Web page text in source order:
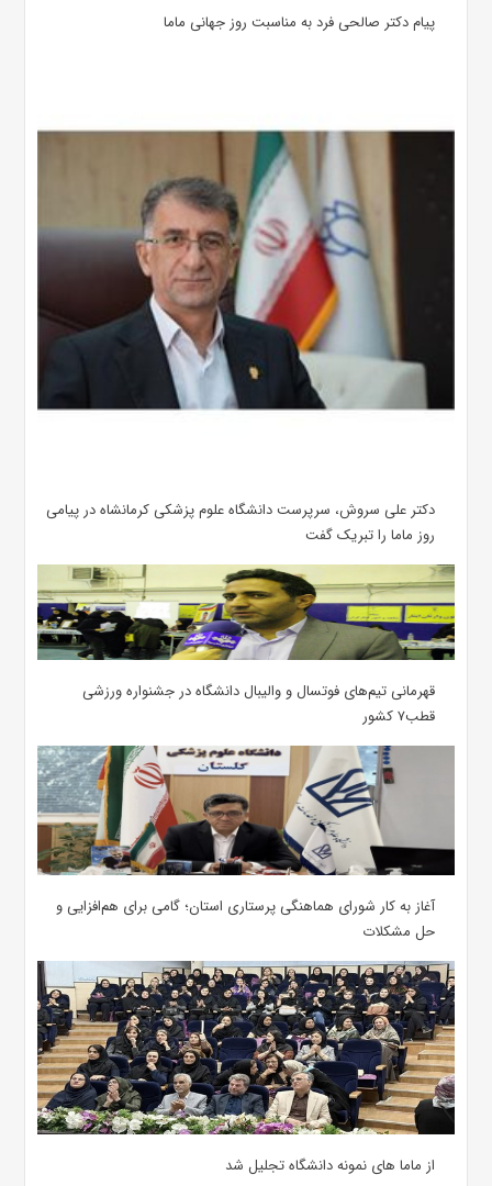
پیام دکتر صالحی فرد به مناسبت روز جهانی ماما
دکتر علی سروش، سرپرست دانشگاه علوم پزشکی کرمانشاه در پیامی
روز ماما را تبریک گفت
قهرمانی تیم‌های فوتسال و والیبال دانشگاه در جشنواره ورزشی
قطب۷ کشور
آغاز به کار شورای هماهنگی پرستاری استان؛ گامی برای هم‌افزایی و
حل مشکلات
از ماما های نمونه دانشگاه تجلیل شد